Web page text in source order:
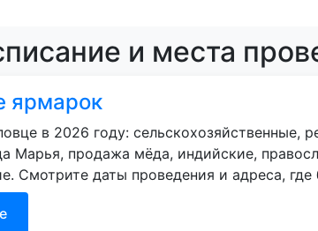
и места
ярмарок
в 2026 году: сельскохозяйственные,
Марья, продажа мёда, индийские,
Смотрите даты проведения и адреса, где